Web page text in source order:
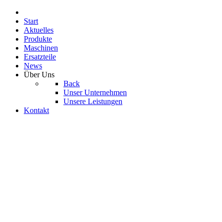
Start
Aktuelles
Produkte
Maschinen
Ersatzteile
News
Über Uns
Back
Unser Unternehmen
Unsere Leistungen
Kontakt